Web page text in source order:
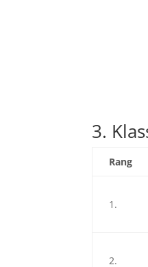
3.
Rang
1.
2.